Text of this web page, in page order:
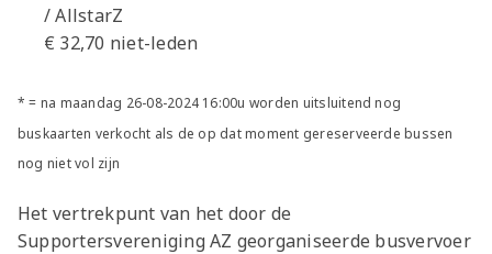
/ AllstarZ
€ 32,70 niet-leden
* = na maandag 26-08-2024 16:00u worden uitsluitend nog
buskaarten verkocht als de op dat moment gereserveerde bussen
nog niet vol zijn
Het vertrekpunt van het door de
Supportersvereniging AZ georganiseerde busvervoer